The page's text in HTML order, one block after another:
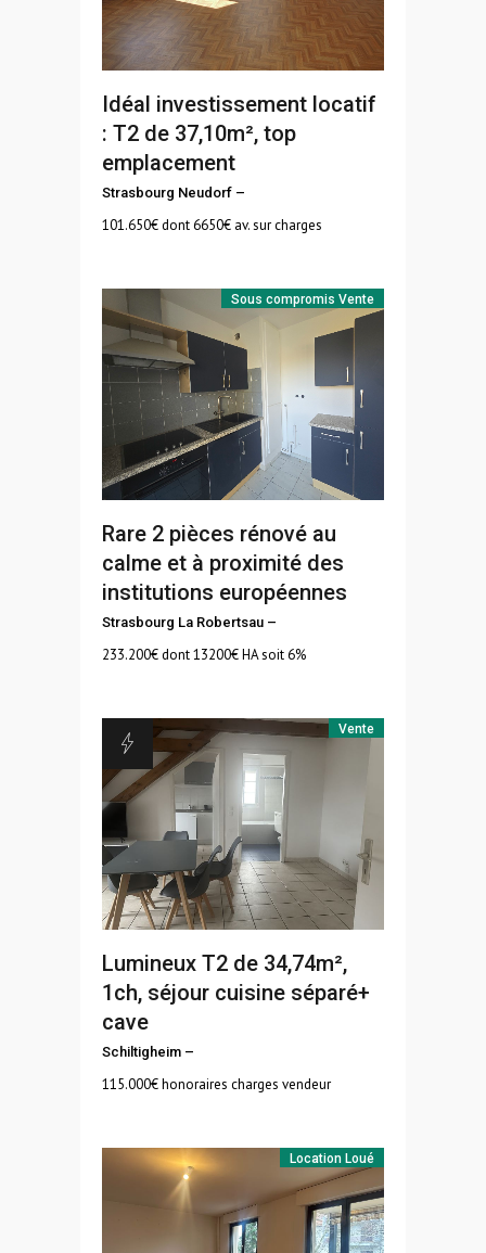
Idéal investissement locatif
: T2 de 37,10m², top
emplacement
Strasbourg Neudorf –
101.650€ dont 6650€ av. sur charges
Sous compromis Vente
Rare 2 pièces rénové au
calme et à proximité des
institutions européennes
Strasbourg La Robertsau –
233.200€ dont 13200€ HA soit 6%
Vente
Lumineux T2 de 34,74m²,
1ch, séjour cuisine séparé+
cave
Schiltigheim –
115.000€ honoraires charges vendeur
Location Loué